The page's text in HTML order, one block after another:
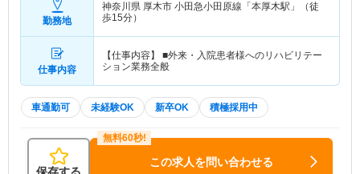
勤務地
神奈川県 厚木市 小田急小田原線「本厚木駅」（徒
歩15分）
仕事内容
【仕事内容】 ■外来・入院患者様へのリハビリテー
ション業務全般
車通勤可 未経験OK 新卒OK 積極採用中
この求人を問い合わせる